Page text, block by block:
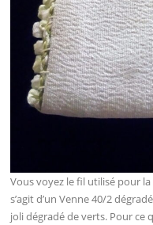
Vous voyez le fil utilisé pour la
s’agit d’un Venne 40/2
joli dégradé de verts. Pour ce